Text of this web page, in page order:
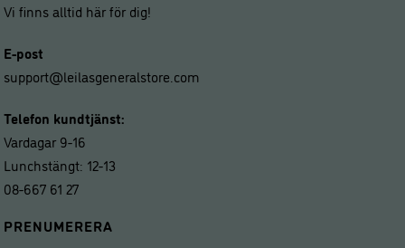
Vi finns alltid här för dig!
E-post
support@leilasgeneralstore.com
Telefon kundtjänst:
Vardagar 9-16
Lunchstängt: 12-13
08-667 61 27
PRENUMERERA